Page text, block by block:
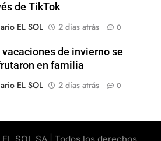
de TikTok
EL SOL
2 días atrás 0
vacaciones de invierno se
en familia
EL SOL
2 días atrás 0
SOL SA | Todos los derechos